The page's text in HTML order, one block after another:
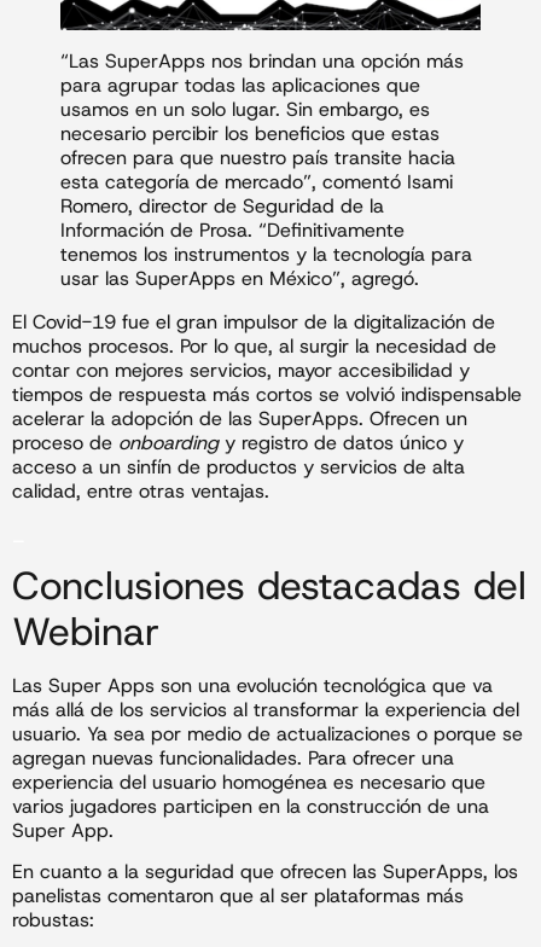
“Las SuperApps nos brindan una opción más
para agrupar todas las aplicaciones que
usamos en un solo lugar. Sin embargo, es
necesario percibir los beneficios que estas
ofrecen para que nuestro país transite hacia
esta categoría de mercado”, comentó Isami
Romero, director de Seguridad de la
Información de Prosa. “Definitivamente
tenemos los instrumentos y la tecnología para
usar las SuperApps en México”, agregó.
El Covid-19 fue el gran impulsor de la digitalización de
muchos procesos. Por lo que, al surgir la necesidad de
contar con mejores servicios, mayor accesibilidad y
tiempos de respuesta más cortos se volvió indispensable
acelerar la adopción de las SuperApps. Ofrecen un
proceso de onboardingy registro de datos único y
acceso a un sinfín de productos y servicios de alta
calidad, entre otras ventajas.
Conclusiones destacadas del
Webinar
Las Super Apps son una evolución tecnológica que va
más allá de los servicios al transformar la experiencia del
usuario. Ya sea por medio de actualizaciones o porque se
agregan nuevas funcionalidades. Para ofrecer una
experiencia del usuario homogénea es necesario que
varios jugadores participen en la construcción de una
Super App.
En cuanto a la seguridad que ofrecen las SuperApps, los
panelistas comentaron que al ser plataformas más
robustas: